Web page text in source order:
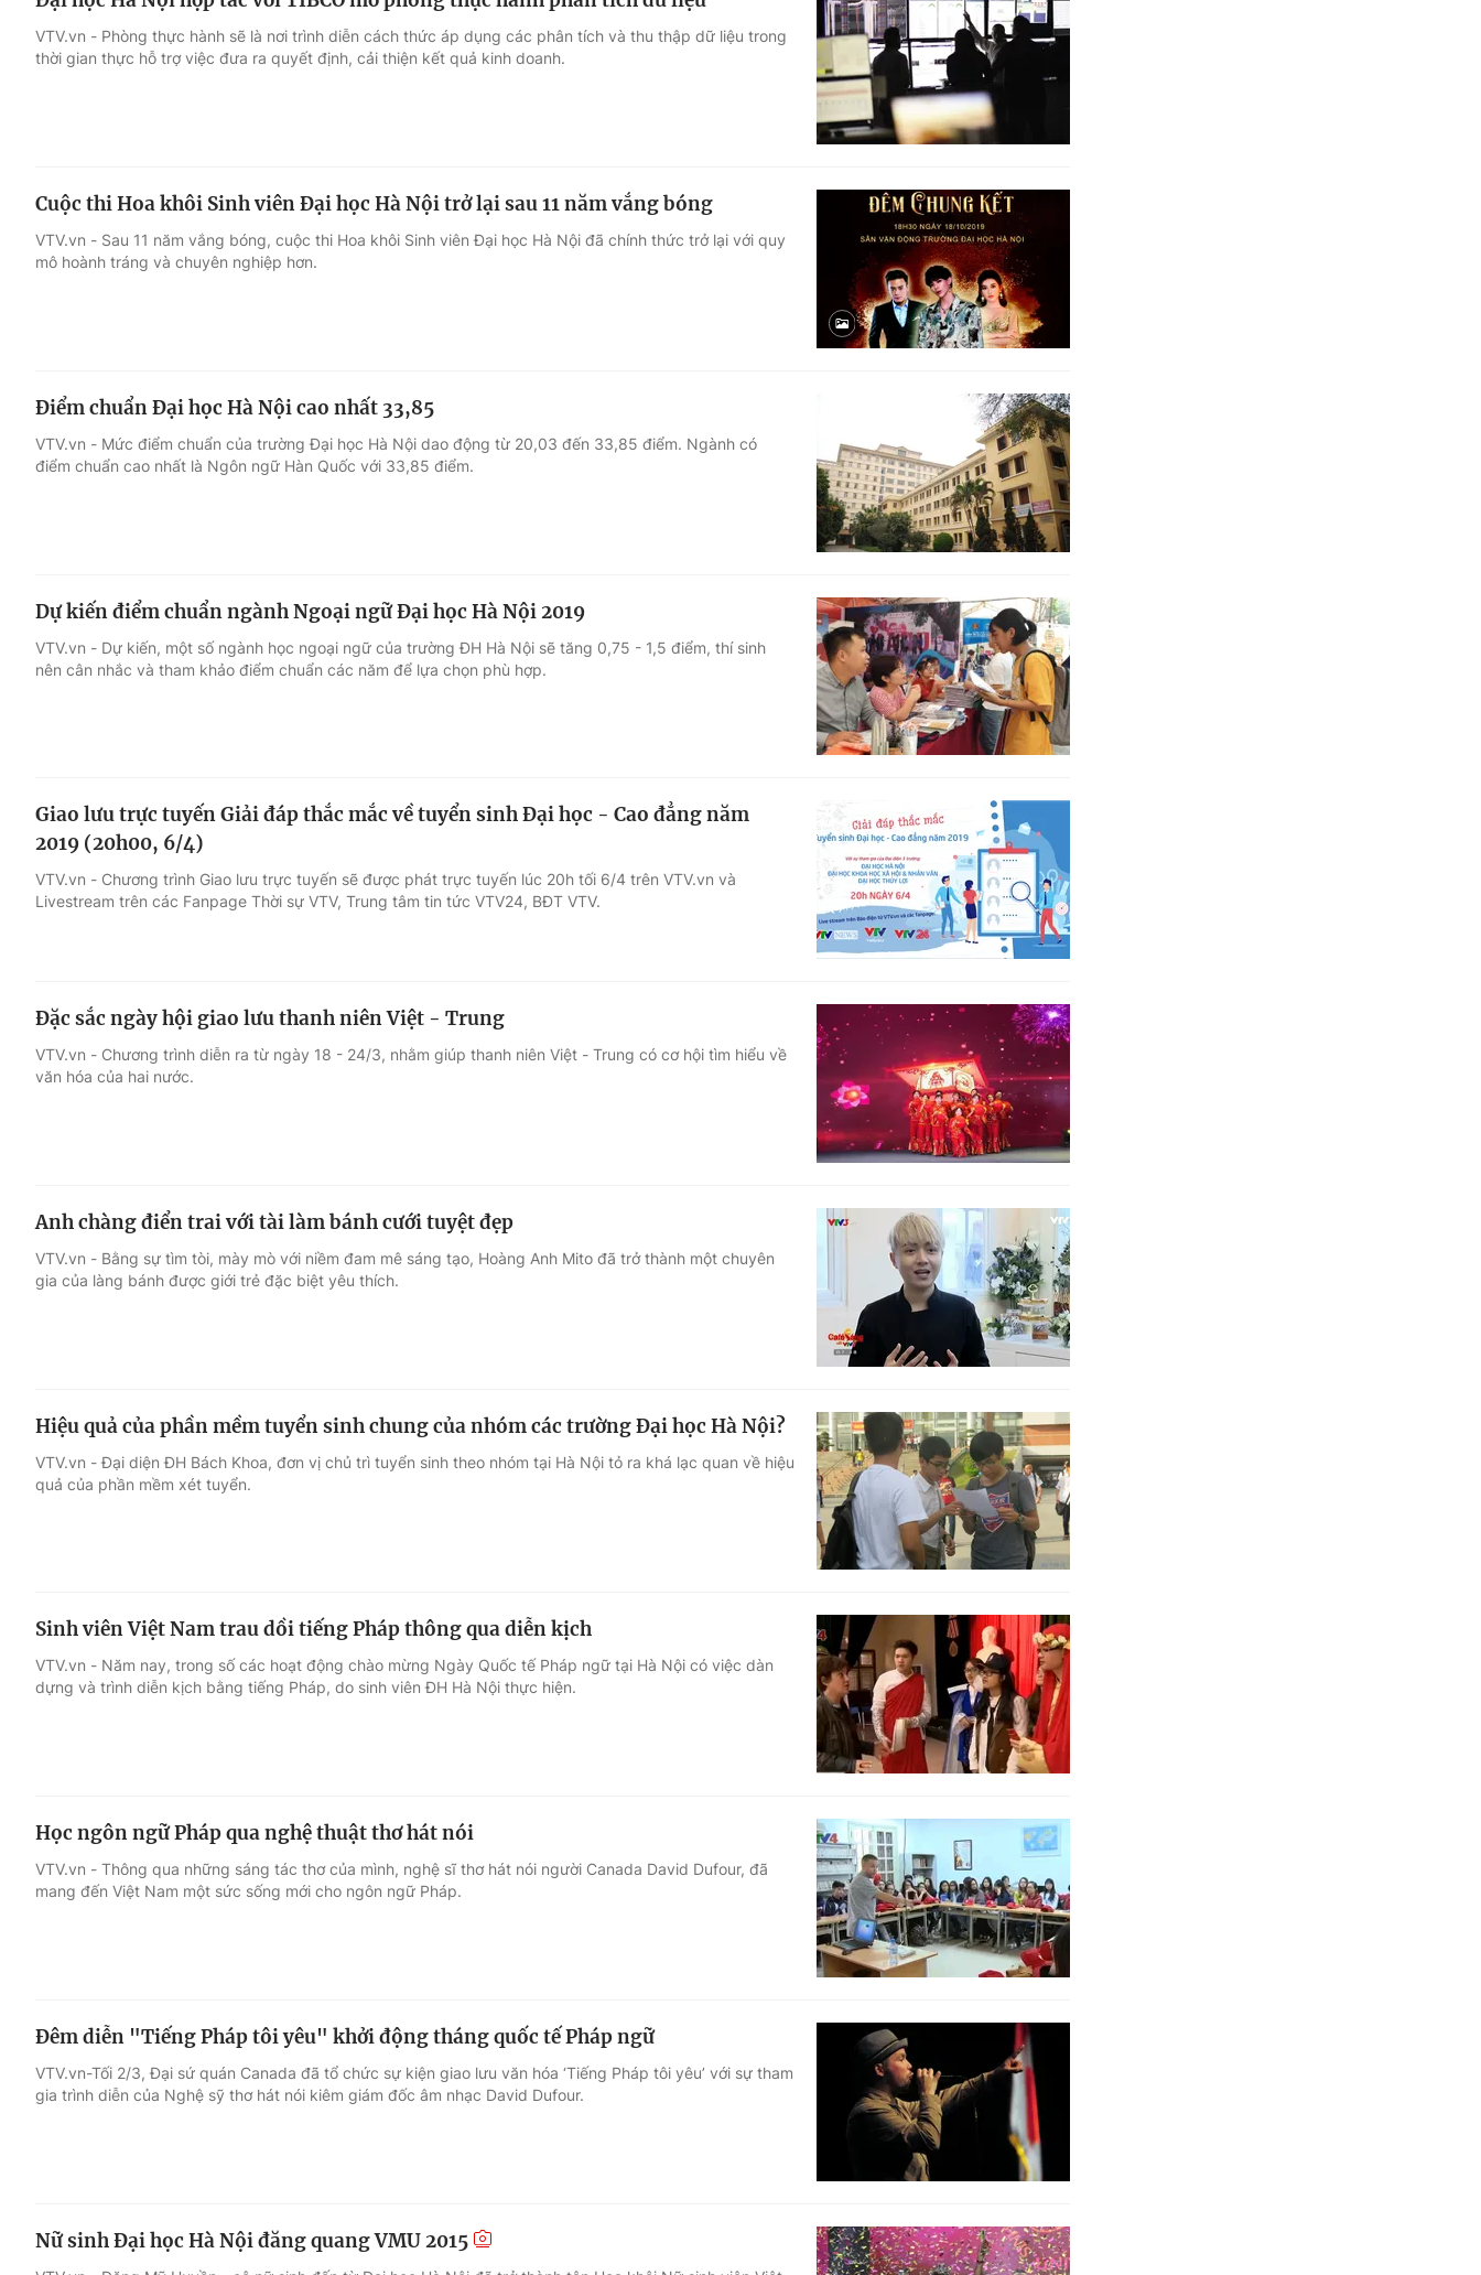
VTV.vn - Phòng thực hành sẽ là nơi trình diễn cách thức áp dụng các phân tích và thu thập dữ liệu trong
thời gian thực hỗ trợ việc đưa ra quyết định, cải thiện kết quả kinh doanh.
Cuộc thi Hoa khôi Sinh viên Đại học Hà Nội trở lại sau 11 năm vắng bóng
VTV.vn - Sau 11 năm vắng bóng, cuộc thi Hoa khôi Sinh viên Đại học Hà Nội đã chính thức trở lại với quy
mô hoành tráng và chuyên nghiệp hơn.
Điểm chuẩn Đại học Hà Nội cao nhất 33,85
VTV.vn - Mức điểm chuẩn của trường Đại học Hà Nội dao động từ 20,03 đến 33,85 điểm. Ngành có
điểm chuẩn cao nhất là Ngôn ngữ Hàn Quốc với 33,85 điểm.
Dự kiến điểm chuẩn ngành Ngoại ngữ Đại học Hà Nội 2019
VTV.vn - Dự kiến, một số ngành học ngoại ngữ của trường ĐH Hà Nội sẽ tăng 0,75 - 1,5 điểm, thí sinh
nên cân nhắc và tham khảo điểm chuẩn các năm để lựa chọn phù hợp.
Giao lưu trực tuyến Giải đáp thắc mắc về tuyển sinh Đại học - Cao đẳng năm
2019 (20h00, 6/4)
VTV.vn - Chương trình Giao lưu trực tuyến sẽ được phát trực tuyến lúc 20h tối 6/4 trên VTV.vn và
Livestream trên các Fanpage Thời sự VTV, Trung tâm tin tức VTV24, BĐT VTV.
Đặc sắc ngày hội giao lưu thanh niên Việt - Trung
VTV.vn - Chương trình diễn ra từ ngày 18 - 24/3, nhằm giúp thanh niên Việt - Trung có cơ hội tìm hiểu về
văn hóa của hai nước.
Anh chàng điển trai với tài làm bánh cưới tuyệt đẹp
VTV.vn - Bằng sự tìm tòi, mày mò với niềm đam mê sáng tạo, Hoàng Anh Mito đã trở thành một chuyên
gia của làng bánh được giới trẻ đặc biệt yêu thích.
Hiệu quả của phần mềm tuyển sinh chung của nhóm các trường Đại học Hà Nội?
VTV.vn - Đại diện ĐH Bách Khoa, đơn vị chủ trì tuyển sinh theo nhóm tại Hà Nội tỏ ra khá lạc quan về hiệu
quả của phần mềm xét tuyển.
Sinh viên Việt Nam trau dồi tiếng Pháp thông qua diễn kịch
VTV.vn - Năm nay, trong số các hoạt động chào mừng Ngày Quốc tế Pháp ngữ tại Hà Nội có việc dàn
dựng và trình diễn kịch bằng tiếng Pháp, do sinh viên ĐH Hà Nội thực hiện.
Học ngôn ngữ Pháp qua nghệ thuật thơ hát nói
VTV.vn - Thông qua những sáng tác thơ của mình, nghệ sĩ thơ hát nói người Canada David Dufour, đã
mang đến Việt Nam một sức sống mới cho ngôn ngữ Pháp.
Đêm diễn "Tiếng Pháp tôi yêu" khởi động tháng quốc tế Pháp ngữ
VTV.vn-Tối 2/3, Đại sứ quán Canada đã tổ chức sự kiện giao lưu văn hóa ‘Tiếng Pháp tôi yêu’ với sự tham
gia trình diễn của Nghệ sỹ thơ hát nói kiêm giám đốc âm nhạc David Dufour.
Nữ sinh Đại học Hà Nội đăng quang VMU 2015